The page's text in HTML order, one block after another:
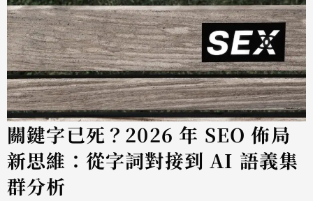
關鍵字已死？2026 年 SEO 佈局
新思維：從字詞對接到 AI 語義集
群分析